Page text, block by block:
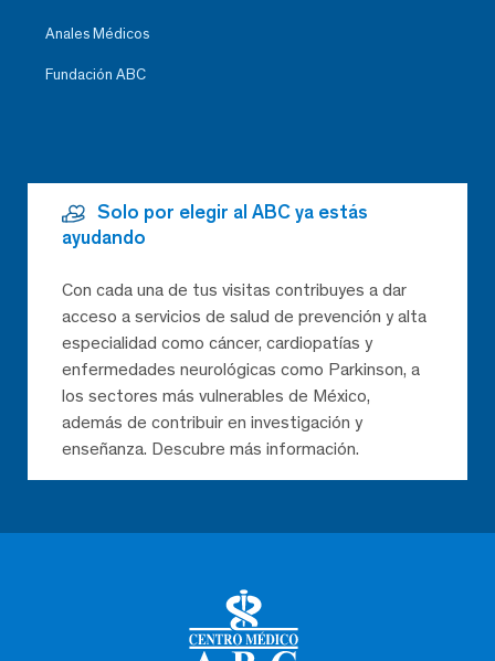
Anales Médicos
Fundación ABC
Solo por elegir al ABC ya estás
ayudando
Con cada una de tus visitas contribuyes a dar
acceso a servicios de salud de prevención y alta
especialidad como cáncer, cardiopatías y
enfermedades neurológicas como Parkinson, a
los sectores más vulnerables de México,
además de contribuir en investigación y
enseñanza. Descubre más información.